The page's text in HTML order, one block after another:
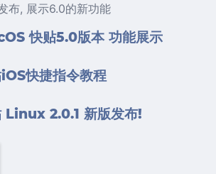
布, 展示6.0的新功能
快贴5.0版本 功能展示
快捷指令教程
Linux 2.0.1 新版发布!